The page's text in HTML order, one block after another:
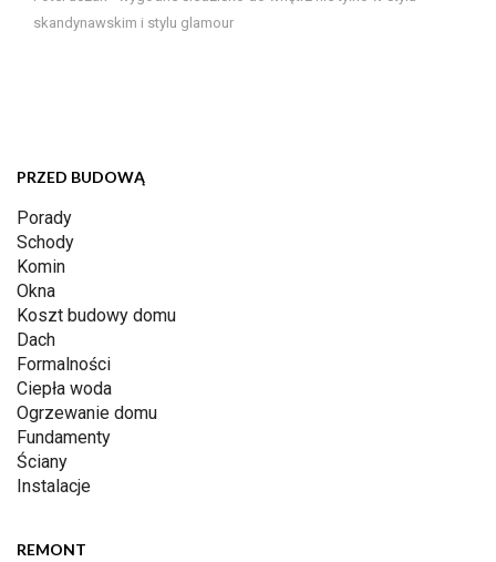
skandynawskim i stylu glamour
PRZED BUDOWĄ
Porady
Schody
Komin
Okna
Koszt budowy domu
Dach
Formalności
Ciepła woda
Ogrzewanie domu
Fundamenty
Ściany
Instalacje
REMONT